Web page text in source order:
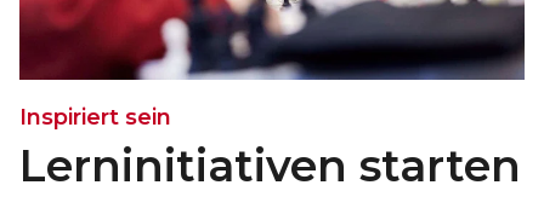
Inspiriert sein
Lerninitiativen starten